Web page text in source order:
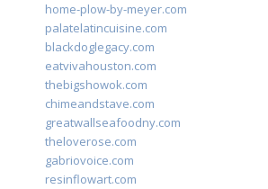
home-plow-by-meyer.com
palatelatincuisine.com
blackdoglegacy.com
eatvivahouston.com
thebigshowok.com
chimeandstave.com
greatwallseafoodny.com
theloverose.com
gabriovoice.com
resinflowart.com